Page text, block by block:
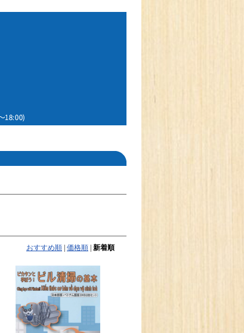
おすすめ順 価格順 新着順